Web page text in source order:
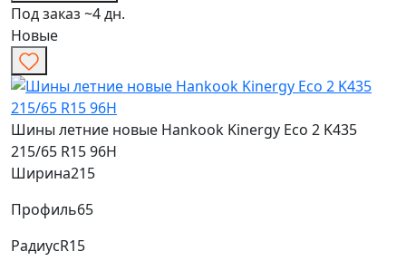
Под заказ ~4 дн.
Новые
Шины летние новые Hankook Kinergy Eco 2 K435
215/65 R15 96H
Ширина215
Профиль65
РадиусR15